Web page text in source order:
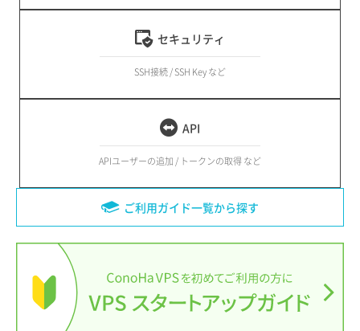
セキュリティ
SSH接続 / SSH Key など
API
APIユーザーの追加 / トークンの取得 など
ご利用ガイド一覧から探す